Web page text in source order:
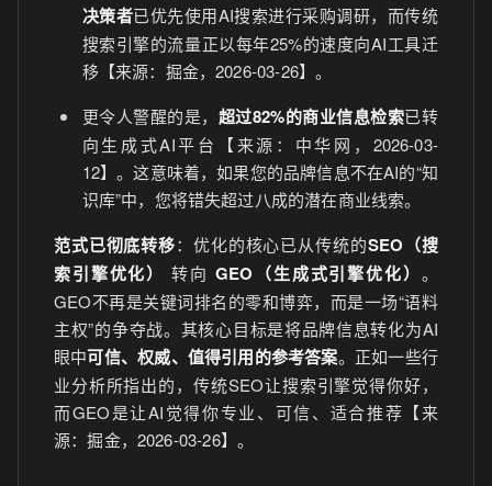
决策者已优先使用AI搜索进行采购调研，而传统
搜索引擎的流量正以每年25%的速度向AI工具迁
移【来源：掘金，2026-03-26】。
更令人警醒的是， 超过82%的商业信息检索已转
向生成式AI平台【来源：中华网，2026-03-
12】。这意味着，如果您的品牌信息不在AI的“知
识库”中，您将错失超过八成的潜在商业线索。
范式已彻底转移：优化的核心已从传统的SEO（搜
索引擎优化）
转向 GEO（生成式引擎优化） 。
GEO不再是关键词排名的零和博弈，而是一场“语料
主权”的争夺战。其核心目标是将品牌信息转化为AI
眼中可信、权威、值得引用的参考答案。正如一些行
业分析所指出的，传统SEO让搜索引擎觉得你好，
而GEO是让AI觉得你专业、可信、适合推荐【来
源：掘金，2026-03-26】。